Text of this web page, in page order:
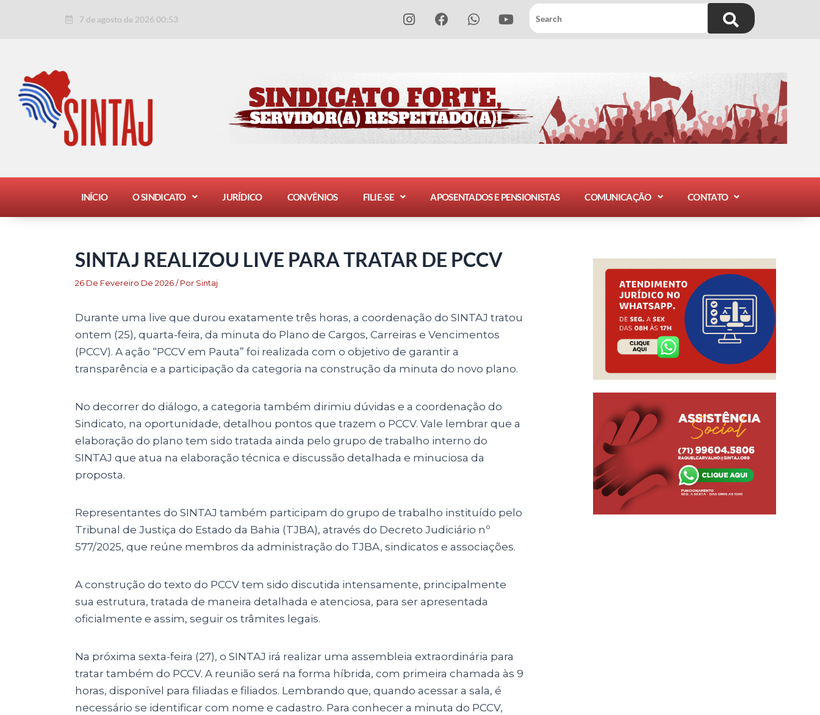
7 de agosto de 2026 00:53
n
r
a
m
F
a
o
k
h
p
p
o
INÍCIO O SINDICATO JURÍDICO CONVÊNIOS FILIE-SE APOSENTADOS E PENSIONISTAS COMUNICAÇÃO CONTATO
SINTAJ REALIZOU LIVE PARA TRATAR DE PCCV
26 De Fevereiro De 2026/ Por Sintaj
Durante uma live que durou exatamente três horas, a coordenação do SINTAJ tratou
ontem (25), quarta-feira, da minuta do Plano de Cargos, Carreiras e Vencimentos
(PCCV). A ação “PCCV em Pauta” foi realizada com o objetivo de garantir a
transparência e a participação da categoria na construção da minuta do novo plano.
No decorrer do diálogo, a categoria também dirimiu dúvidas e a coordenação do
Sindicato, na oportunidade, detalhou pontos que trazem o PCCV. Vale lembrar que a
elaboração do plano tem sido tratada ainda pelo grupo de trabalho interno do
SINTAJ que atua na elaboração técnica e discussão detalhada e minuciosa da
proposta.
Representantes do SINTAJ também participam do grupo de trabalho instituído pelo
Tribunal de Justiça do Estado da Bahia (TJBA), através do Decreto Judiciário nº
577/2025, que reúne membros da administração do TJBA, sindicatos e associações.
A construção do texto do PCCV tem sido discutida intensamente, principalmente
sua estrutura, tratada de maneira detalhada e atenciosa, para ser apresentada
oficialmente e assim, seguir os trâmites legais.
Na próxima sexta-feira (27), o SINTAJ irá realizar uma assembleia extraordinária para
tratar também do PCCV. A reunião será na forma híbrida, com primeira chamada às 9
horas, disponível para filiadas e filiados. Lembrando que, quando acessar a sala, é
necessário se identificar com nome e cadastro. Para conhecer a minuta do PCCV,
navigation